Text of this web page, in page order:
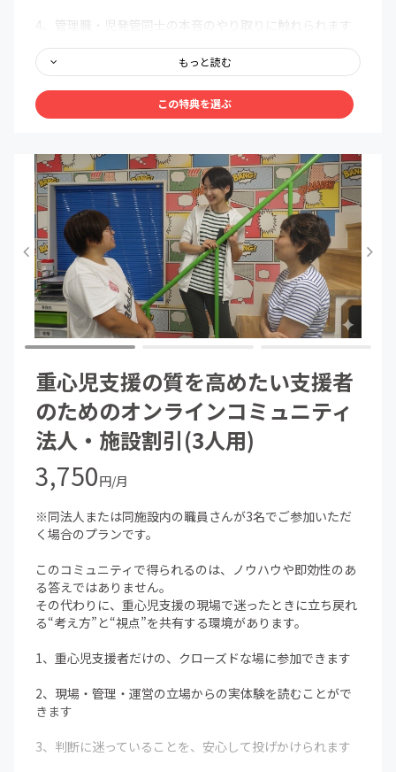
4、管理職・児発管同士の本音のやり取りに触れられます
5、蓄積された過去のやり取りを、いつでも読み返せます
☆【特典内容】☆
矢部からのフィードバック・コメント
月1回のZOOMライブ配信（リアルタイムQ&A）
ライブ配信のアーカイブ視聴
ここは 「正解をもらう場所」ということではなく、支援者
として大きく自信を付けてもらう場所です。 明日からの支
援に活かせるアウトプットできる、実効性の高い内容を配
信します。
もっと読む
この特典を選ぶ
重心児支援の質を高めたい支援者
のためのオンラインコミュニティ
法人・施設割引(3人用)
3,750円/月
※同法人または同施設内の職員さんが3名でご参加いただ
く場合のプランです。
このコミュニティで得られるのは、ノウハウや即効性のあ
る答えではありません。
その代わりに、重心児支援の現場で迷ったときに立ち戻れ
る“考え方”と“視点”を共有する環境があります。
1、重心児支援者だけの、クローズドな場に参加できます
2、現場・管理・運営の立場からの実体験を読むことがで
きます
3、判断に迷っていることを、安心して投げかけられます